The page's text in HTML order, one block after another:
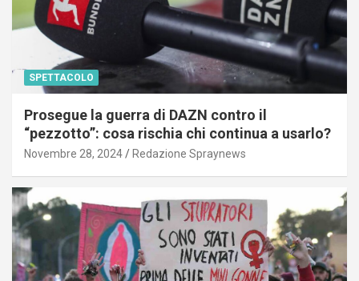
SPETTACOLO
Prosegue la guerra di DAZN contro il
“pezzotto”: cosa rischia chi continua a usarlo?
Novembre 28, 2024 Redazione Spraynews